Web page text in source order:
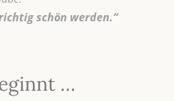
schön werden.“
…